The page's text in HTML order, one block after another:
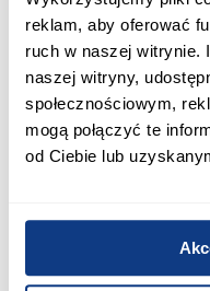
reklam, aby oferować
ruch w naszej witrynie.
naszej witryny,
społecznościowym,
mogą połączyć te
od Ciebie lub
Szerokość [cm]:
155.00
Głębokość [cm]:
40.00
mat